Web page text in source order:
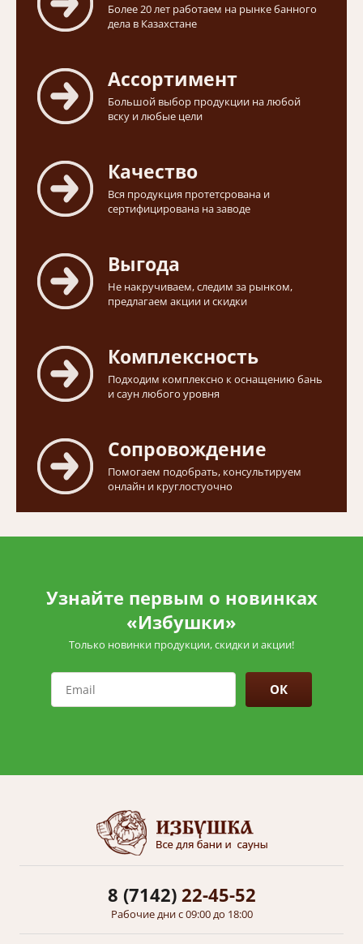
Более 20 лет работаем на рынке банного
дела в Казахстане
Ассортимент
Большой выбор продукции на любой
вску и любые цели
Качество
Вся продукция протетсрована и
сертифицирована на заводе
Выгода
Не накручиваем, следим за рынком,
предлагаем акции и скидки
Комплексность
Подходим комплексно к оснащению бань
и саун любого уровня
Сопровождение
Помогаем подобрать, консультируем
онлайн и круглостуочно
Узнайте первым о новинках
«Избушки»
Только новинки продукции, скидки и акции!
ОК
8 (7142)22-45-52
Рабочие дни с 09:00 до 18:00